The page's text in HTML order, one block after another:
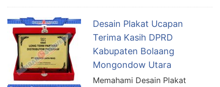
Desain Plakat Ucapan
Terima Kasih DPRD
Kabupaten Bolaang
Mongondow Utara
Memahami Desain Plakat